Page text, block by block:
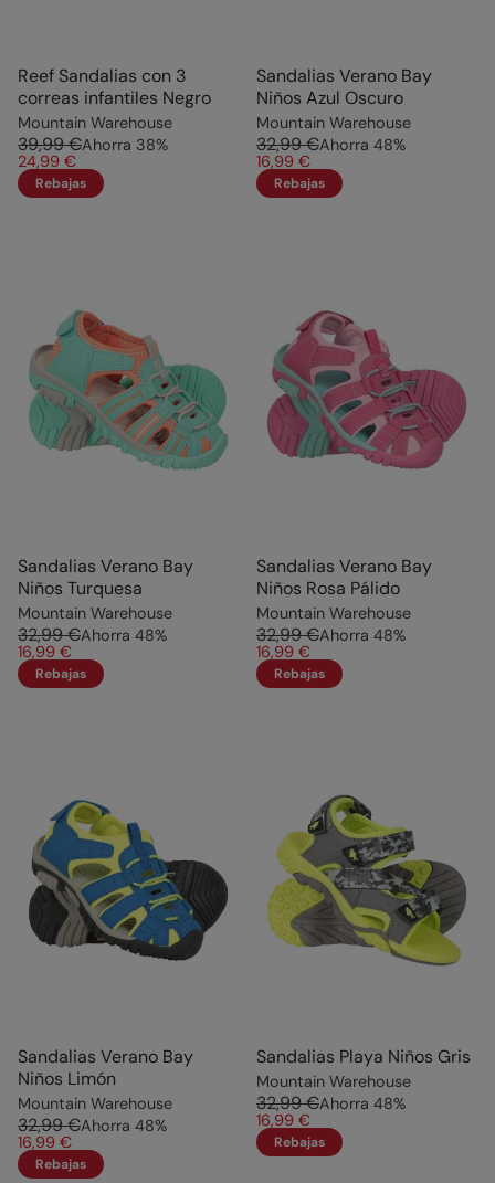
Reef Sandalias con 3
correas infantiles Negro
Mountain Warehouse
39,99 €Ahorra 38%
24,99 €
Rebajas
Sandalias Verano Bay
Niños Azul Oscuro
Mountain Warehouse
32,99 €Ahorra 48%
16,99 €
Rebajas
Sandalias Verano Bay
Niños Turquesa
Mountain Warehouse
32,99 €Ahorra 48%
16,99 €
Rebajas
Sandalias Verano Bay
Niños Rosa Pálido
Mountain Warehouse
32,99 €Ahorra 48%
16,99 €
Rebajas
Sandalias Verano Bay
Niños Limón
Mountain Warehouse
32,99 €Ahorra 48%
16,99 €
Rebajas
Sandalias Playa Niños Gris
Mountain Warehouse
32,99 €Ahorra 48%
16,99 €
Rebajas